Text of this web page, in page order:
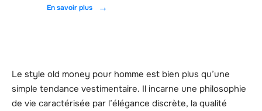
En savoir plus
Le style old money pour homme est bien plus qu’une
simple tendance vestimentaire. Il incarne une philosophie
de vie caractérisée par l’élégance discrète, la qualité